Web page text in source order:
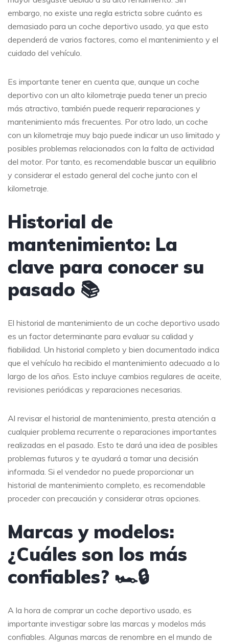
embargo, no existe una regla estricta sobre cuánto es
demasiado para un coche deportivo usado, ya que esto
dependerá de varios factores, como el mantenimiento y el
cuidado del vehículo.
Es importante tener en cuenta que, aunque un coche
deportivo con un alto kilometraje pueda tener un precio
más atractivo, también puede requerir reparaciones y
mantenimiento más frecuentes. Por otro lado, un coche
con un kilometraje muy bajo puede indicar un uso limitado y
posibles problemas relacionados con la falta de actividad
del motor. Por tanto, es recomendable buscar un equilibrio
y considerar el estado general del coche junto con el
kilometraje.
Historial de
mantenimiento: La
clave para conocer su
pasado 📚
El historial de mantenimiento de un coche deportivo usado
es un factor determinante para evaluar su calidad y
fiabilidad. Un historial completo y bien documentado indica
que el vehículo ha recibido el mantenimiento adecuado a lo
largo de los años. Esto incluye cambios regulares de aceite,
revisiones periódicas y reparaciones necesarias.
Al revisar el historial de mantenimiento, presta atención a
cualquier problema recurrente o reparaciones importantes
realizadas en el pasado. Esto te dará una idea de posibles
problemas futuros y te ayudará a tomar una decisión
informada. Si el vendedor no puede proporcionar un
historial de mantenimiento completo, es recomendable
proceder con precaución y considerar otras opciones.
Marcas y modelos:
¿Cuáles son los más
confiables? 🏎️🔒
A la hora de comprar un coche deportivo usado, es
importante investigar sobre las marcas y modelos más
confiables. Algunas marcas de renombre en el mundo de